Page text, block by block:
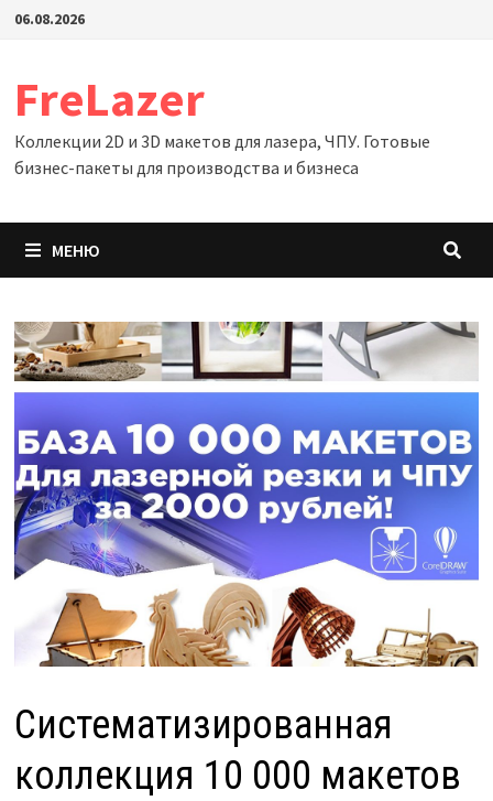
Перейти
06.08.2026
FreLazer
Коллекции 2D и 3D макетов для лазера, ЧПУ. Готовые
бизнес-пакеты для производства и бизнеса
МЕНЮ
Систематизированная
коллекция 10 000 макетов